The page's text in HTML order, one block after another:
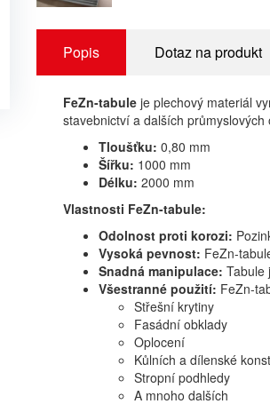
Popis Dotaz na produkt
FeZn-tabuleje plechový materiál
stavebnictví a dalších
Tloušťku: 0,80 mm
Šířku: 1000 mm
Délku: 2000 mm
Vlastnosti FeZn-tabule:
Odolnost proti korozi:
Vysoká pevnost: FeZn-
Snadná manipulace: Tabule
Všestranné použití: FeZn-
Střešní krytiny
Fasádní obklady
Oplocení
Kůlních a dílenské
Stropní podhledy
A mnoho dalších